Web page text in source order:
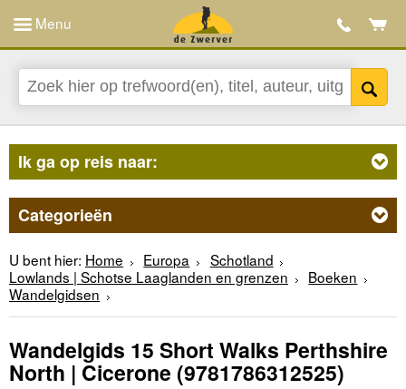
Menu
Ik ga op reis naar:
Categorieën
U bent hier: Home Europa
Schotland
Lowlands | Schotse Laaglanden en grenzen
Boeken
Wandelgidsen
Wandelgids 15 Short Walks Perthshire
North | Cicerone (9781786312525)